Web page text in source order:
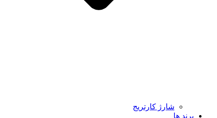
شارژ کارتریج
برند ها